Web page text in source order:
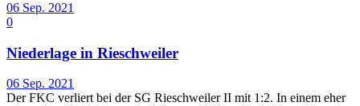
06 Sep. 2021
0
Niederlage in Rieschweiler
06 Sep. 2021
Der FKC verliert bei der SG Rieschweiler II mit 1:2. In einem eher